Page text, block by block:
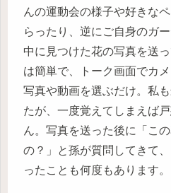
んの運動会の様子や好きな
らったり、逆にご自身のガ
中に見つけた花の写真を送
は簡単で、トーク画面でカ
写真や動画を選ぶだけ。私
たが、一度覚えてしまえば
ん。写真を送った後に「こ
の？」と孫が質問してきて
ったことも何度もあります。